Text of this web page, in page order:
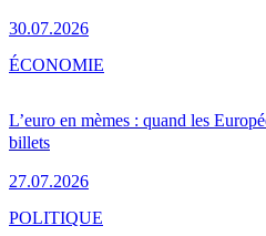
30.07.2026
L’euro en mèmes : quand les
billets
27.07.2026
ÉCONOMIE
POLITIQUE